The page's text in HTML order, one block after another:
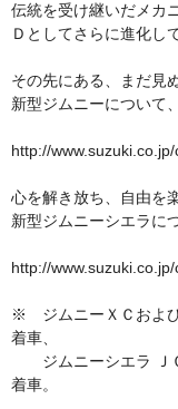
伝統を受け継いだメカ
Ｄとしてさらに進化し
その先にある、まだ見
新型ジムニーについて
http://
心を解き放ち、自由を
新型ジムニーシエラに
http://
※ ジムニーＸＣおよ
着車、
ジムニーシエラ ＪＣ
着車。